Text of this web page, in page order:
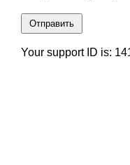
Отправить
Your support ID is: